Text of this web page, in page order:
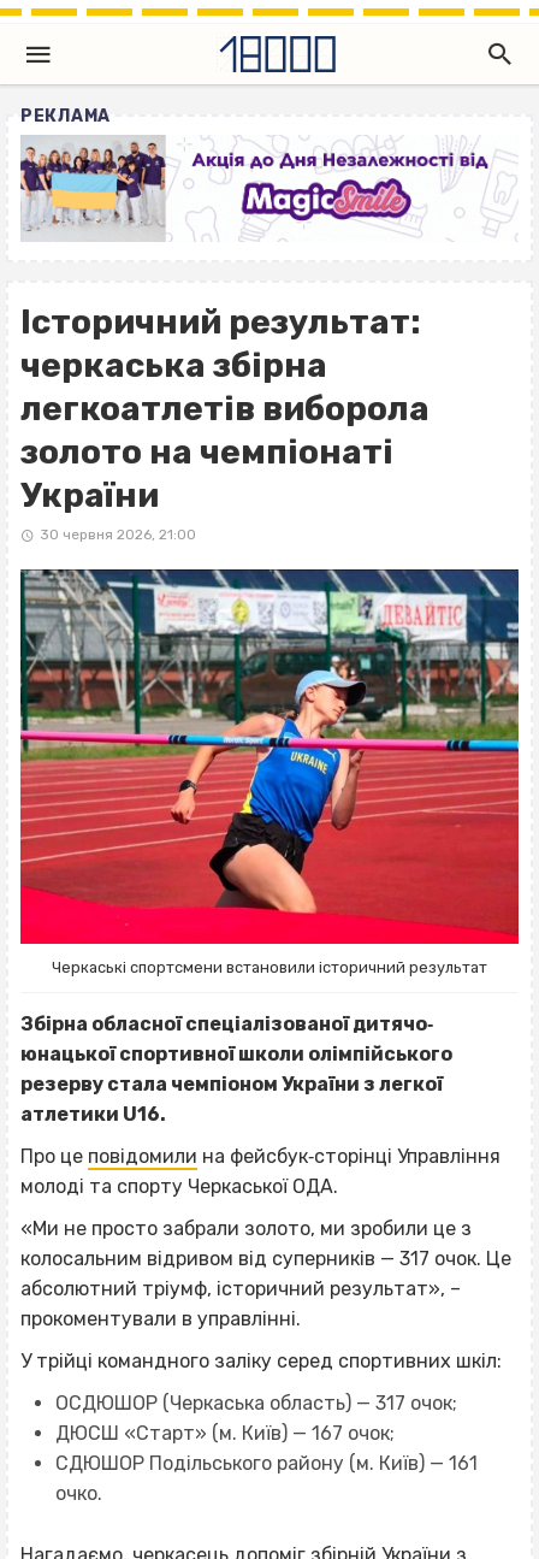
РЕКЛАМА
Історичний результат:
черкаська збірна
легкоатлетів виборола
золото на чемпіонаті
України
30 червня 2026, 21:00
Черкаські спортсмени встановили історичний результат
Збірна обласної спеціалізованої дитячо‐
юнацької спортивної школи олімпійського
резерву стала чемпіоном України з легкої
атлетики U16.
Про це повідомили на фейсбук‐сторінці Управління
молоді та спорту Черкаської ОДА.
«Ми не просто забрали золото, ми зробили це з
колосальним відривом від суперників — 317 очок. Це
абсолютний тріумф, історичний результат», –
прокоментували в управлінні.
У трійці командного заліку серед спортивних шкіл:
ОСДЮШОР (Черкаська область) — 317 очок;
ДЮСШ «Старт» (м. Київ) — 167 очок;
СДЮШОР Подільського району (м. Київ) — 161
очко.
Нагадаємо, черкасець допоміг збірній України з